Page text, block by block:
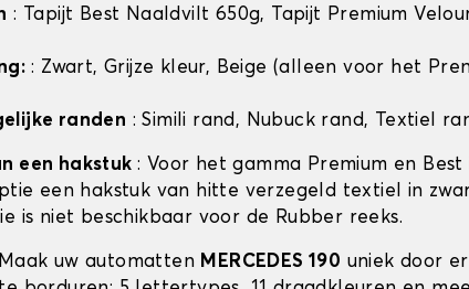
: Tapijt Best Naaldvilt 650g, Tapijt Premium
: Zwart, Grijze kleur, Beige (alleen voor het
randen : Simili rand, Nubuck rand, Textiel
een hakstuk : Voor het gamma Premium en Best
een hakstuk van hitte verzegeld textiel in
is niet beschikbaar voor de Rubber reeks.
uw automatten MERCEDES 190 uniek door